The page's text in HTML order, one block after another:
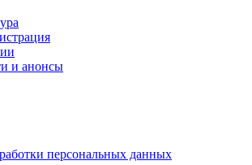
и анонсы
персональных данных